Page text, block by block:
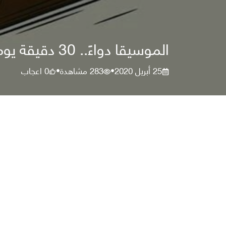
الموسيقا دواءً.. 30 دقيقة يوميًّا لمرضى القلب
25 أبريل 2020 •
283مشاهدة•
0اعجاب